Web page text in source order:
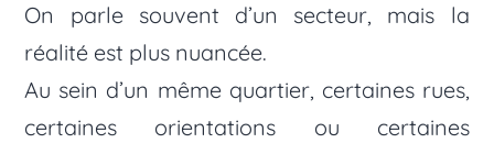
On parle souvent d’un secteur, mais la
réalité est plus nuancée.
Au sein d’un même quartier, certaines rues,
certaines orientations ou certaines